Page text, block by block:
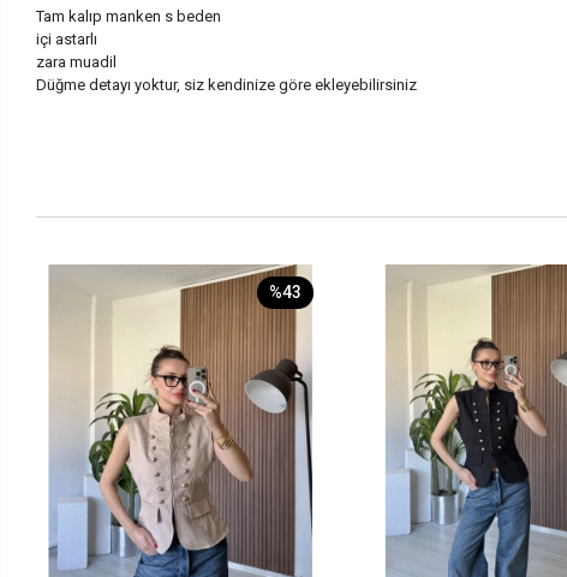
Tam kalıp manken s beden
içi astarlı
zara muadil
Düğme detayı yoktur, siz kendinize göre ekleyebilirsiniz
%43